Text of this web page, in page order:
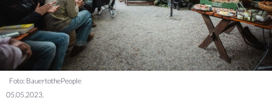
Foto: BauertothePeople
05.05.2023.